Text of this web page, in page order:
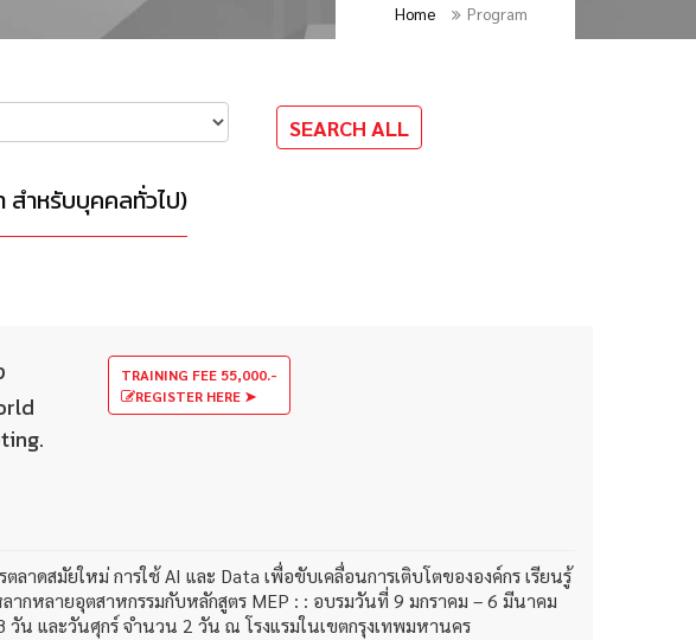
Home Program
สำหรับบุคคลทั่วไป)
TRAINING FEE 55,000.-
REGISTER HERE ➤
าดสมัยใหม่ การใช้ AI และ Data เพื่อขับเคลื่อนการเติบโตขององค์กร เรียนรู้
ากหลายอุตสาหกรรมกับหลักสูตร MEP : : อบรมวันที่ 9 มกราคม – 6 มีนาคม
วัน และวันศุกร์ จำนวน 2 วัน ณ โรงแรมในเขตกรุงเทพมหานคร